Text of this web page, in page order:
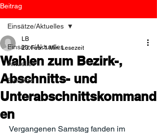
Beitrag
Einsätze/Aktuelles
Aktuelles
Einsätze
Einsätze/Aktuelles
Wahlen zum Bezirk-,
Abschnitts- und
Unterabschnittskommand
en
LB
23. Feb. 1 Min. Lesezeit
Vergangenen Samstag fanden im